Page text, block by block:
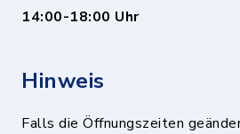
14:00-18:00 Uhr
Hinweis
Falls die Öffnungszeiten